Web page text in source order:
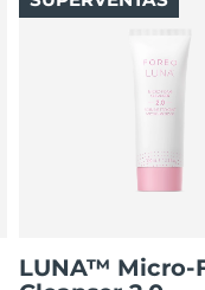
LUNA™ Micro-